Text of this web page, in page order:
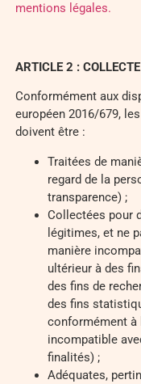
mentions légales.
ARTICLE 2 :
Conformément aux
européen 2016/679,
doivent être :
Traitées de
regard de la
transparence) ;
Collectées pour
légitimes, et ne
manière
ultérieur à des
des fins de
des fins
conformément à
incompatible
finalités) ;
Adéquates,